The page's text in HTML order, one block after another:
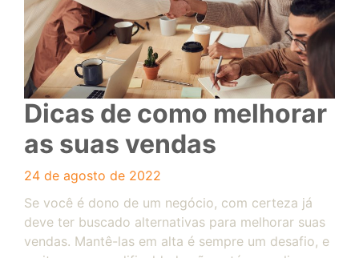
Dicas de como melhorar
as suas vendas
24 de agosto de 2022
Se você é dono de um negócio, com certeza já
deve ter buscado alternativas para melhorar suas
vendas. Mantê-las em alta é sempre um desafio, e